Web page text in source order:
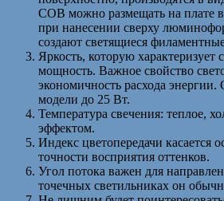
COB можно размещать на плате
при нанесении сверху
создают светящиеся
Яркость, которую характеризует
мощность. Важное свойство
экономичность расхода
модели до 25 Вт.
Температура свечения: теплое,
эффектом.
Индекс цветопередачи касается
точности восприятия оттенков.
Угол потока важен для
точечных светильниках он